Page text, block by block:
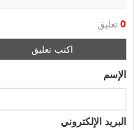
0 تعليق
اكتب تعليق
الإسم
البريد الإلكتروني